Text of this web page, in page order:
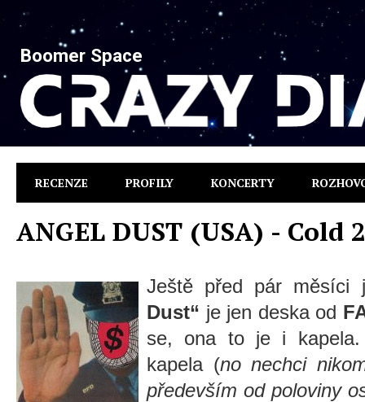
Boomer Space
RECENZE PROFILY KONCERTY
ANGEL DUST (USA) - Cold
Ještě před pár
Dust“ je jen deska od
se, ona to je i kapela.
kapela (no nechci
především od poloviny